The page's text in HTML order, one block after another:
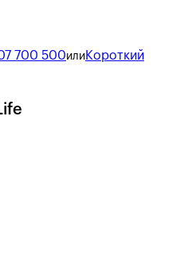
700 500или Короткий